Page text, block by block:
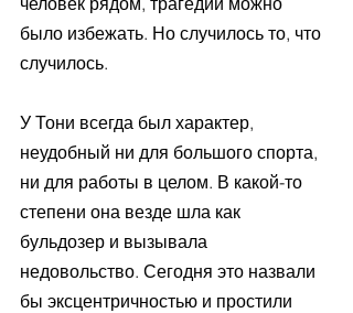
было избежать. Но случилось то, что
случилось.
У Тони всегда был характер,
неудобный ни для большого спорта,
ни для работы в целом. В какой-то
степени она везде шла как
бульдозер и вызывала
недовольство. Сегодня это назвали
бы эксцентричностью и простили